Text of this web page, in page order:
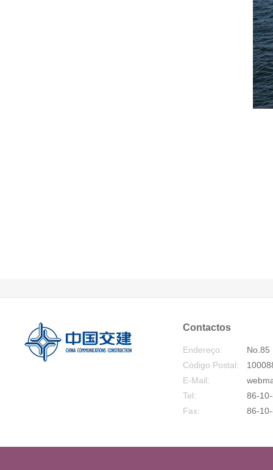
Contactos
Endereço:
No.85
Código Postal:
E-Mail:
Tel:
86-
Fax:
86-